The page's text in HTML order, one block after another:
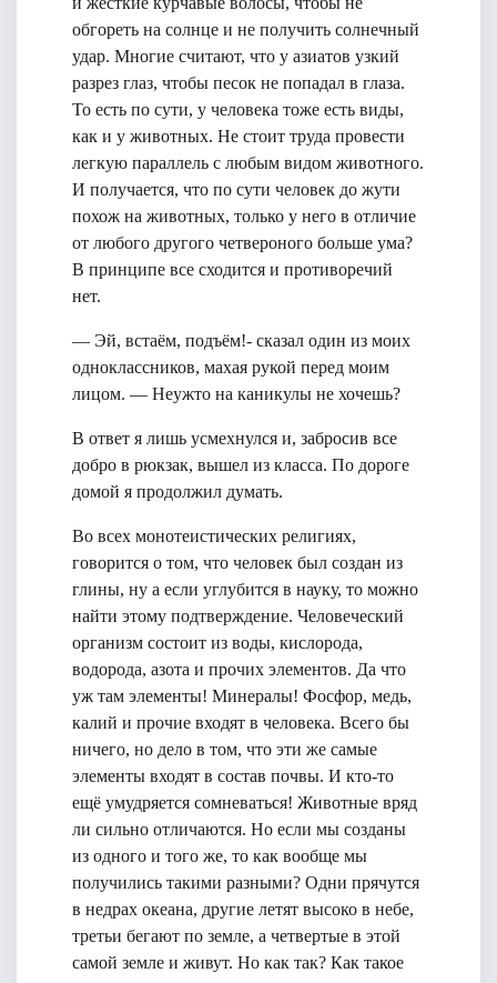
обгореть на солнце и не получить солнечный
удар. Многие считают, что у азиатов узкий
разрез глаз, чтобы песок не попадал в глаза.
То есть по сути, у человека тоже есть виды,
как и у животных. Не стоит труда провести
легкую параллель с любым видом животного.
И получается, что по сути человек до жути
похож на животных, только у него в отличие
от любого другого четвероного больше ума?
В принципе все сходится и противоречий
нет.
— Эй, встаём, подъём!- сказал один из моих
одноклассников, махая рукой перед моим
лицом. — Неужто на каникулы не хочешь?
В ответ я лишь усмехнулся и, забросив все
добро в рюкзак, вышел из класса. По дороге
домой я продолжил думать.
Во всех монотеистических религиях,
говорится о том, что человек был создан из
глины, ну а если углубится в науку, то можно
найти этому подтверждение. Человеческий
организм состоит из воды, кислорода,
водорода, азота и прочих элементов. Да что
уж там элементы! Минералы! Фосфор, медь,
калий и прочие входят в человека. Всего бы
ничего, но дело в том, что эти же самые
элементы входят в состав почвы. И кто-то
ещё умудряется сомневаться! Животные вряд
ли сильно отличаются. Но если мы созданы
из одного и того же, то как вообще мы
получились такими разными? Одни прячутся
в недрах океана, другие летят высоко в небе,
третьи бегают по земле, а четвертые в этой
самой земле и живут. Но как так? Как такое